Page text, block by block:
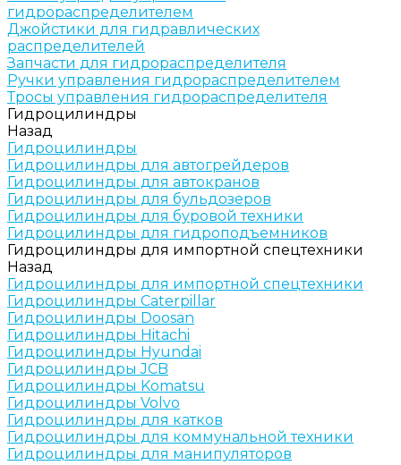
гидрораспределителем
Джойстики для гидравлических
распределителей
Запчасти для гидрораспределителя
Ручки управления гидрораспределителем
Тросы управления гидрораспределителя
Гидроцилиндры
Назад
Гидроцилиндры
Гидроцилиндры для автогрейдеров
Гидроцилиндры для автокранов
Гидроцилиндры для бульдозеров
Гидроцилиндры для буровой техники
Гидроцилиндры для гидроподъемников
Гидроцилиндры для импортной спецтехники
Назад
Гидроцилиндры для импортной спецтехники
Гидроцилиндры Caterpillar
Гидроцилиндры Doosan
Гидроцилиндры Hitachi
Гидроцилиндры Hyundai
Гидроцилиндры JCB
Гидроцилиндры Komatsu
Гидроцилиндры Volvo
Гидроцилиндры для катков
Гидроцилиндры для коммунальной техники
Гидроцилиндры для манипуляторов